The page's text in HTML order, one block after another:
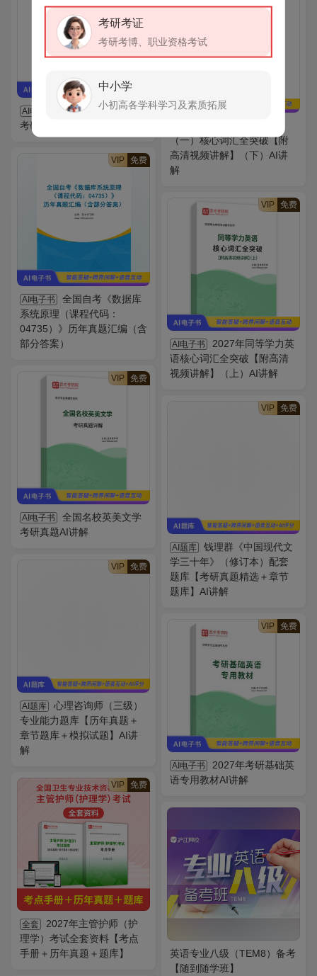
AI电子书
全国名校英汉互译
考研真题AI讲解
（一）核心词汇全突破【附
高清视频讲解】（下）AI讲
解
VIP 免费
AI电子书
全国自考《数据库
系统原理（课程代码：
04735）》历年真题汇编（含
部分答案）
VIP 免费
AI电子书
2027年同等学力英
语核心词汇全突破【附高清
视频讲解】（上）AI讲解
VIP 免费
AI电子书
全国名校英美文学
考研真题AI讲解
VIP 免费
AI题库
钱理群《中国现代文
学三十年》（修订本）配套
题库【考研真题精选＋章节
题库】AI讲解
VIP 免费
AI题库
心理咨询师（三级）
专业能力题库【历年真题＋
章节题库＋模拟试题】AI讲
解
VIP 免费
AI电子书
2027年考研基础英
语专用教材AI讲解
VIP 免费
全套
2027年主管护师（护
理学）考试全套资料【考点
手册＋历年真题＋题库】
英语专业八级（TEM8）备考
【随到随学班】
考研考证
考研考博、职业资格考试
中小学
小初高各学科学习及素质拓展